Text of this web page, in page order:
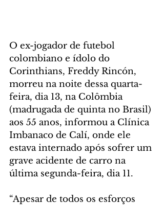
O ex-jogador de futebol
colombiano e ídolo do
Corinthians, Freddy Rincón,
morreu na noite dessa quarta-
feira, dia 13, na Colômbia
(madrugada de quinta no Brasil)
aos 55 anos, informou a Clínica
Imbanaco de Calí, onde ele
estava internado após sofrer um
grave acidente de carro na
última segunda-feira, dia 11.
“Apesar de todos os esforços